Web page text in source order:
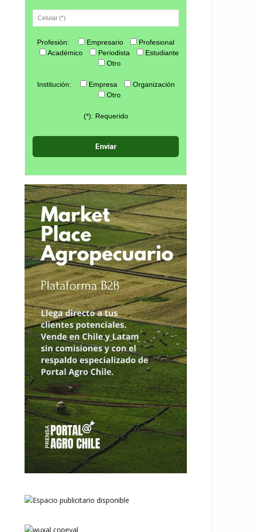
Profesión: Empresario
Profesional
Académico
Periodista
Estudiante
Otro
Institución: Empresa
Organización
Otro
(*): Requerido